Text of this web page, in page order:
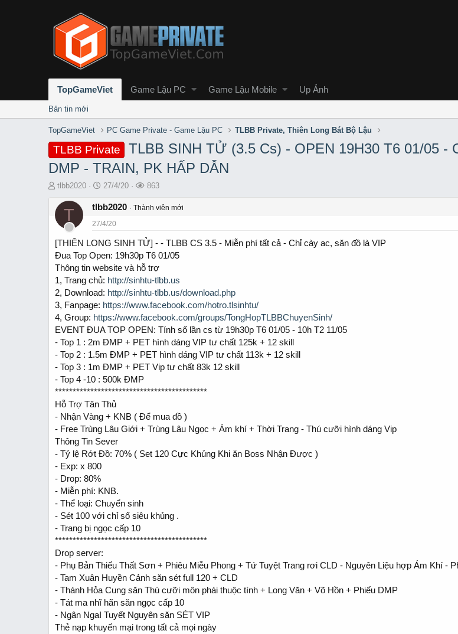
TopGameViet Game Lậu PC Game Lậu Mobile Up Ảnh
Bản tin mới
TopGameViet PC Game Private - Game Lậu PC TLBB Private, Thiên Long Bát Bộ Lậu
TLBB Private
TLBB SINH TỬ (3.5 Cs) - OPEN 19H30 T6 01/05 -
DMP - TRAIN, PK HẤP DẪN
T
r
a
d
s
t
a
r
t
e
r
tlbb2020
S
a
t
d
a
t
e
27/4/20
L
ợ
e
m
863
T tlbb2020
Thành viên mới
27/4/20
[THIÊN LONG SINH TỬ] - - TLBB CS 3.5 - Miễn phí tất cả - Chỉ cày ac, săn đồ là VIP
Đua Top Open: 19h30p T6 01/05
Thông tin website và hỗ trợ
1, Trang chủ: http://sinhtu-tlbb.us
2, Download: http://sinhtu-tlbb.us/download.php
3, Fanpage: https://www.facebook.com/hotro.tlsinhtu/
4, Group: https://www.facebook.com/groups/TongHopTLBBChuyenSinh/
EVENT ĐUA TOP OPEN: Tính số lần cs từ 19h30p T6 01/05 - 10h T2 11/05
- Top 1 : 2m ĐMP + PET hình dáng VIP tư chất 125k + 12 skill
- Top 2 : 1.5m ĐMP + PET hình dáng VIP tư chất 113k + 12 skill
- Top 3 : 1m ĐMP + PET Vip tư chất 83k 12 skill
- Top 4 -10 : 500k ĐMP
*******************************************
Hỗ Trợ Tân Thủ
- Nhận Vàng + KNB ( Để mua đồ )
- Free Trùng Lâu Giới + Trùng Lâu Ngọc + Ám khí + Thời Trang - Thú cưỡi hình dáng Vip
Thông Tin Sever
- Tỷ lệ Rớt Đồ: 70% ( Set 120 Cực Khủng Khi ăn Boss Nhận Được )
- Exp: x 800
- Drop: 80%
- Miễn phí: KNB.
- Thể loại: Chuyển sinh
- Sét 100 với chỉ số siêu khủng .
- Trang bị ngọc cấp 10
*******************************************
Drop server:
- Phụ Bản Thiếu Thất Sơn + Phiêu Miễu Phong + Tứ Tuyệt Trang rơi CLD - Nguyên Liệu hợp Ám Khí -
- Tam Xuân Huyền Cảnh săn sét full 120 + CLD
- Thánh Hỏa Cung săn Thú cưỡi môn phái thuộc tính + Long Văn + Võ Hồn + Phiếu DMP
- Tát ma nhĩ hãn săn ngọc cấp 10
- Ngân NgaI Tuyết Nguyên săn SÉT VIP
Thẻ nạp khuyến mại trong tất cả mọi ngày